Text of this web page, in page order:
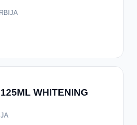
WHITENING